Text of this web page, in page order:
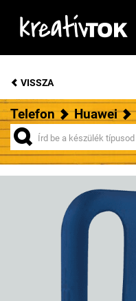
VISSZA
Telefon Huawei